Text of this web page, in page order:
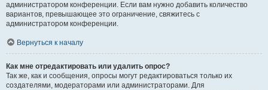
администратором конференции. Если вам нужно добавить количество
вариантов, превышающее это ограничение, свяжитесь с
администратором конференции.
Вернуться к началу
Как мне отредактировать или удалить опрос?
Так же, как и сообщения, опросы могут редактироваться только их
создателями, модераторами или администраторами. Для